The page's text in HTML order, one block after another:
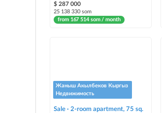
$ 287 000
25 138 330 som
from 167 514 som / month
Жаныш Акылбеков Кыргыз
Недвижимость
Sale · 2-room apartment, 75 sq.